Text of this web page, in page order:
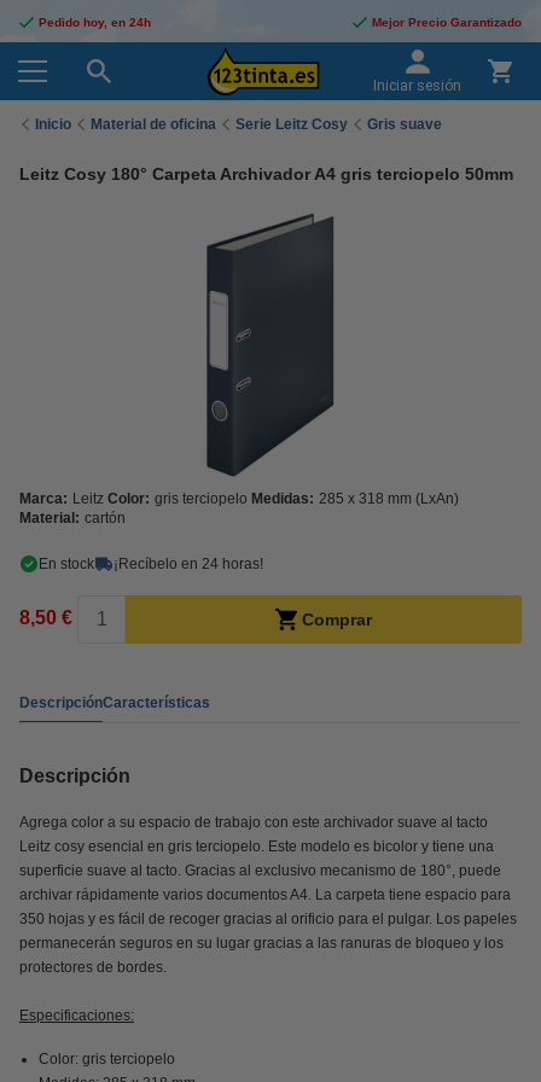
Pedido hoy, en 24h Mejor Precio Garantizado
Iniciar sesión
Inicio Material de oficina Serie Leitz Cosy Gris suave
Leitz Cosy 180° Carpeta Archivador A4 gris terciopelo 50mm
Marca: Leitz Color: gris terciopelo Medidas: 285 x 318 mm (LxAn)
Material: cartón
En stock ¡Recíbelo en 24 horas!
8,50 € Comprar
DescripciónCaracterísticas
Descripción
Agrega color a su espacio de trabajo con este archivador suave al tacto
Leitz cosy esencial en gris terciopelo. Este modelo es bicolor y tiene una
superficie suave al tacto. Gracias al exclusivo mecanismo de 180°, puede
archivar rápidamente varios documentos A4. La carpeta tiene espacio para
350 hojas y es fácil de recoger gracias al orificio para el pulgar. Los papeles
permanecerán seguros en su lugar gracias a las ranuras de bloqueo y los
protectores de bordes.
Especificaciones:
Color: gris terciopelo